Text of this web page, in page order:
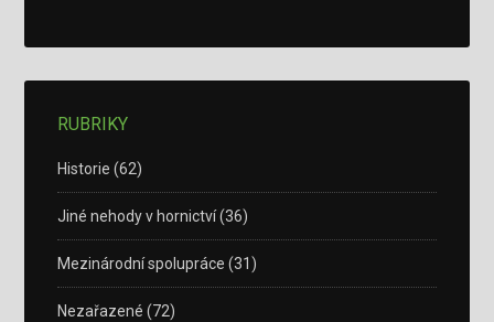
RUBRIKY
Historie (62)
Jiné nehody v hornictví(36)
Mezinárodní spolupráce (31)
Nezařazené (72)